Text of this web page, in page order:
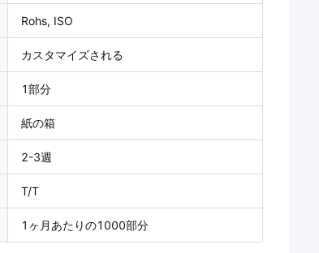
Rohs, ISO
カスタマイズされる
1部分
紙の箱
2-3週
T/T
1ヶ月あたりの1000部分